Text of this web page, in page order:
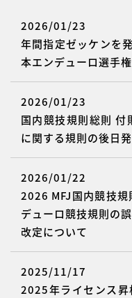
2026/01/23
年間指定ゼッケンを
本エンデューロ選手
2026/01/23
国内競技規則総則 付
に関する規則の後日
2026/01/22
2026 MFJ国内競技
デューロ競技規則の
改定について
2025/11/17
2025年ライセンス